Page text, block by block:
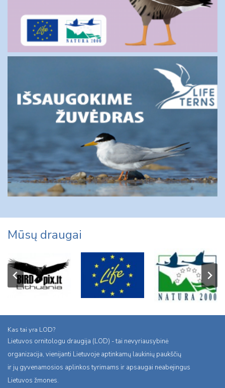
Mūsų draugai
Kas tai yra LOD?
Lietuvos ornitologu draugija (LOD) - tai nevyriausybinė
organizacija, vienijanti Lietuvoje aptinkamų laukinių paukščių
ir jų gyvenamosios aplinkos tyrimams ir apsaugai neabejingus
Lietuvos žmones.